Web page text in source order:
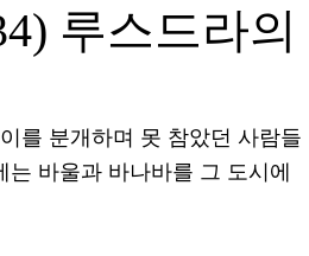
루스드라의
를 분개하며 못 참았던 사람들
바울과 바나바를 그 도시에